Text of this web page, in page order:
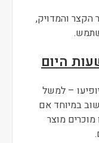
והמדויק,
היום
– למשל
במיוחד אם
מוכרים מוצר